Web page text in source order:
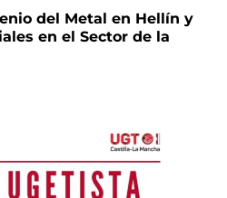
del Metal en Hellín y
en el Sector de la